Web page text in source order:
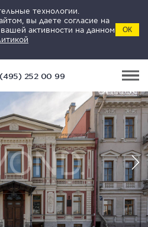
технологии.
вы даете согласие на
активности на данном
ОК
252 00 99